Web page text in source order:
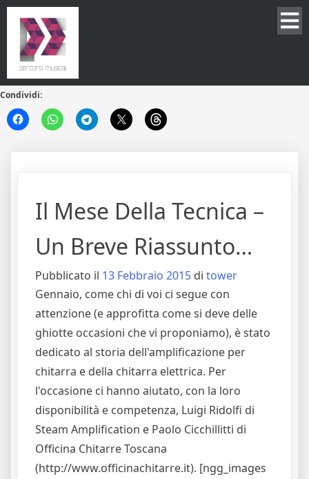
Condividi:
Il Mese Della Tecnica –
Un Breve Riassunto…
Pubblicato il 13 Febbraio 2015 di tower
Gennaio, come chi di voi ci segue con
attenzione (e approfitta come si deve delle
ghiotte occasioni che vi proponiamo), è stato
dedicato al storia dell'amplificazione per
chitarra e della chitarra elettrica. Per
l'occasione ci hanno aiutato, con la loro
disponibilità e competenza, Luigi Ridolfi di
Steam Amplification e Paolo Cicchillitti di
Officina Chitarre Toscana
(http://www.officinachitarre.it). [ngg_images